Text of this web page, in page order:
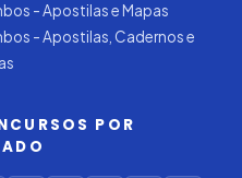
- Apostilas e Mapas
- Apostilas, Cadernos e
POR